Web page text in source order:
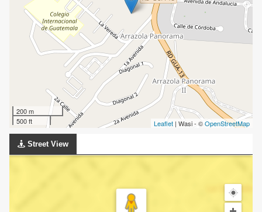
200 m
500 ft
Leaflet | Wasi - ©OpenStreetMap
Street View